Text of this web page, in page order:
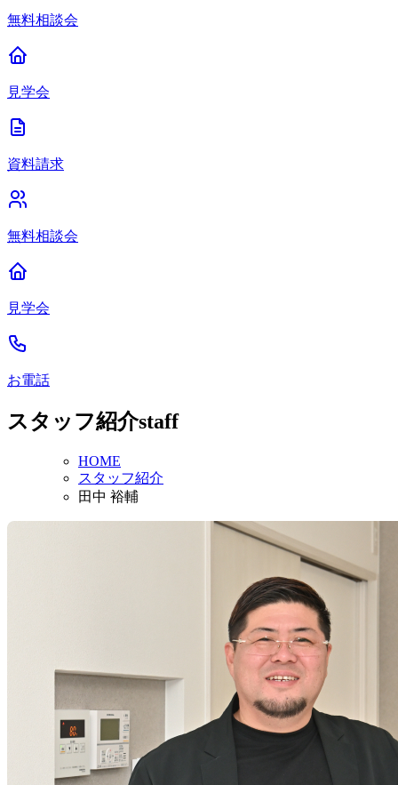
無料相談会
見学会
資料請求
無料相談会
見学会
お電話
スタッフ紹介staff
HOME
スタッフ紹介
田中 裕輔